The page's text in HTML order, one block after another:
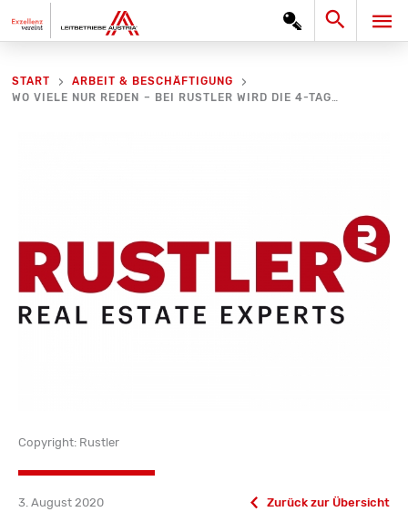
Inhalt
Search
START
ARBEIT & BESCHÄFTIGUNG
WO VIELE NUR REDEN – BEI RUSTLER WIRD DIE 4-TAGE-WOCHE BEREITS GELEBT
Copyright: Rustler
3. August 2020 Zurück zur Übersicht